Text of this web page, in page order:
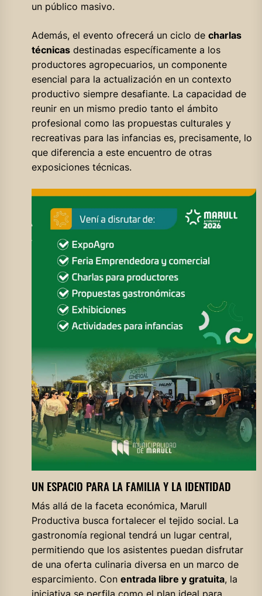
un público masivo.
Además, el evento ofrecerá un ciclo de charlas
técnicasdestinadas específicamente a los
productores agropecuarios, un componente
esencial para la actualización en un contexto
productivo siempre desafiante. La capacidad de
reunir en un mismo predio tanto el ámbito
profesional como las propuestas culturales y
recreativas para las infancias es, precisamente, lo
que diferencia a este encuentro de otras
exposiciones técnicas.
UN ESPACIO PARA LA FAMILIA Y LA IDENTIDAD
Más allá de la faceta económica, Marull
Productiva busca fortalecer el tejido social. La
gastronomía regional tendrá un lugar central,
permitiendo que los asistentes puedan disfrutar
de una oferta culinaria diversa en un marco de
esparcimiento. Con entrada libre y gratuita, la
iniciativa se perfila como el plan ideal para